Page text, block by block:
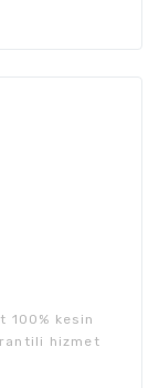
100% kesin
hizmet